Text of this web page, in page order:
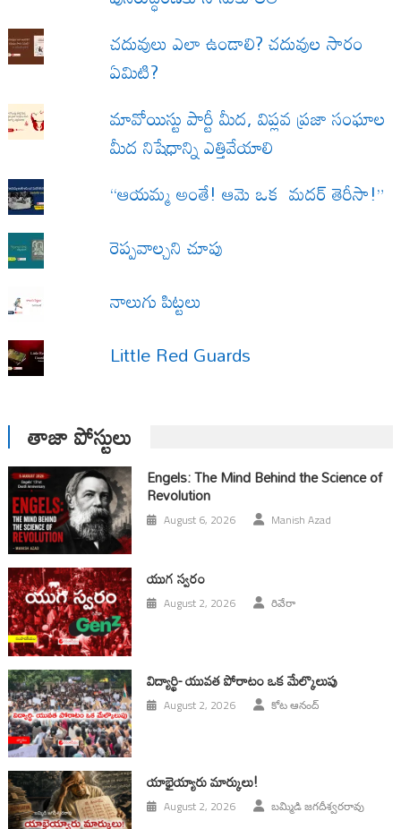
చదువులు ఎలా ఉండాలి? చదువుల సారం
ఏమిటి?
మావోయిస్టు పార్టీ మీద, విప్లవ ప్రజా సంఘాల
మీద నిషేధాన్ని ఎత్తివేయాలి
“ఆయమ్మ అంతే! ఆమె ఒక మదర్ తెరీసా!”
రెప్పవాల్చని చూపు
నాలుగు పిట్టలు
Little Red Guards
తాజా పోస్టులు
Engels: The Mind Behind the Science of
Revolution
August 6, 2026 Manish Azad
యుగ స్వ‌రం
August 2, 2026 రివేరా
విద్యార్థి- యువత పోరాటం ఒక మేల్కొలుపు
August 2, 2026 కోట ఆనంద్
యాభైయ్యారు మార్కులు!
August 2, 2026 బమ్మిడి జగదీశ్వరరావు